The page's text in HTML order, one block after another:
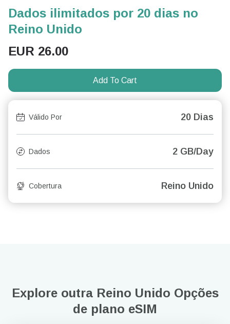
Dados ilimitados por 20 dias no
Reino Unido
EUR 26.00
Add To Cart
Válido Por 20 Dias
Dados 2 GB/Day
Cobertura Reino Unido
Explore outra Reino Unido Opções
de plano eSIM